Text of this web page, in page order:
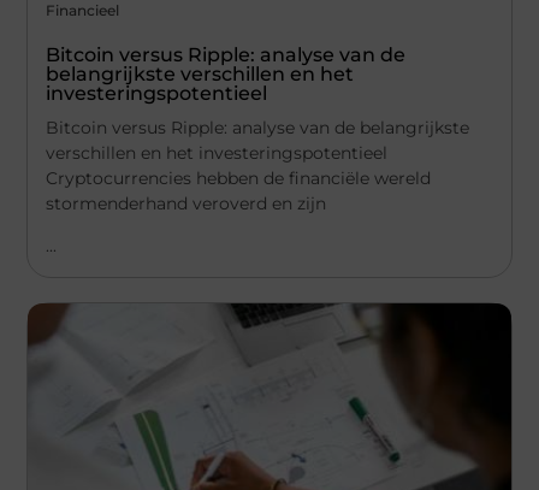
Financieel
Bitcoin versus Ripple: analyse van de
belangrijkste verschillen en het
investeringspotentieel
Bitcoin versus Ripple: analyse van de belangrijkste
verschillen en het investeringspotentieel
Cryptocurrencies hebben de financiële wereld
stormenderhand veroverd en zijn
...